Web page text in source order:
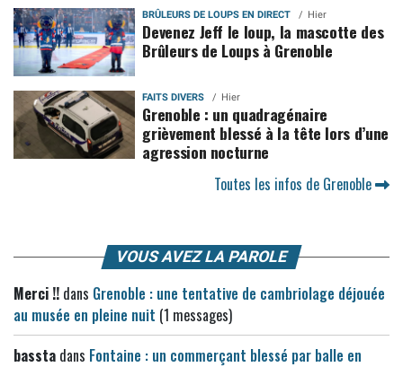
BRÛLEURS DE LOUPS EN DIRECT Hier
Devenez Jeff le loup, la mascotte des
Brûleurs de Loups à Grenoble
FAITS DIVERS Hier
Grenoble : un quadragénaire
grièvement blessé à la tête lors d’une
agression nocturne
Toutes les infos de Grenoble
VOUS AVEZ LA PAROLE
Merci !! dans Grenoble : une tentative de cambriolage déjouée
au musée en pleine nuit (1 messages)
bassta dans Fontaine : un commerçant blessé par balle en